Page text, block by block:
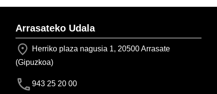
Arrasateko Udala
Herriko plaza nagusia 1, 20500 Arrasate
(Gipuzkoa)
943 25 20 00